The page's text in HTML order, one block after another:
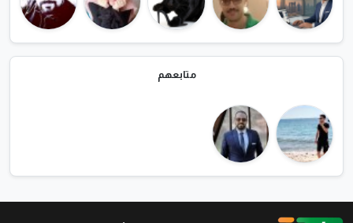
متابعهم